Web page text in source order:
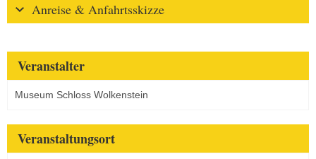
Anreise & Anfahrtsskizze
Veranstalter
Museum Schloss Wolkenstein
Veranstaltungsort